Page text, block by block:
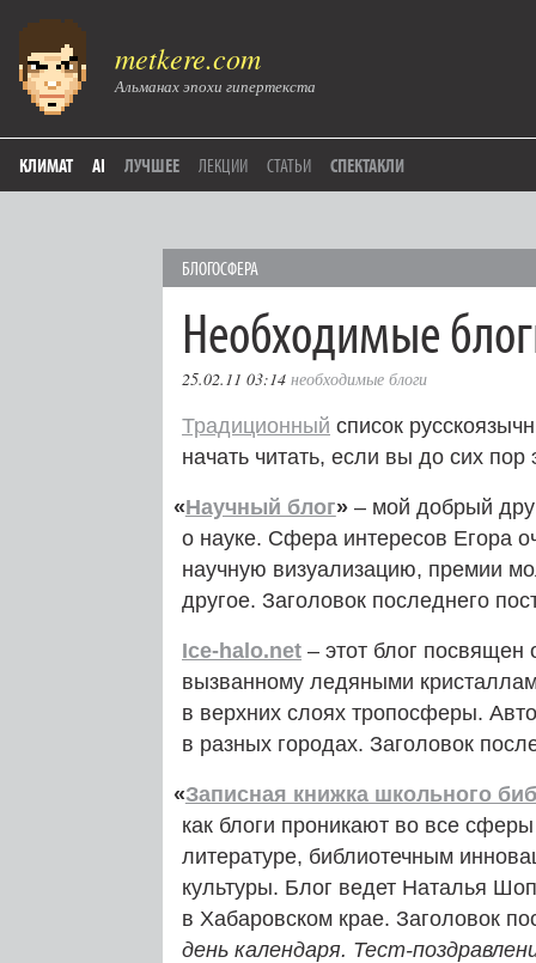
metkere.com
Альманах эпохи гипертекста
КЛИМАТ AI ЛУЧШЕЕ ЛЕКЦИИ СТАТЬИ СПЕКТАКЛИ
БЛОГОСФЕРА
Необходимые
25.02.11 03:14 необходимые блоги
Традиционный список
начать читать, если вы до сих пор
«Научный блог»– мой добрый
о науке. Сфера интересов Егора
научную визуализацию, премии
другое. Заголовок последнего
Ice-halo.net – этот блог посвящен
вызванному ледяными
в верхних слоях тропосферы.
в разных городах. Заголовок
«Записная книжка школьного
как блоги проникают во все
литературе, библиотечным
культуры. Блог ведет Наталья
в Хабаровском крае. Заголовок
день календаря. Тест-